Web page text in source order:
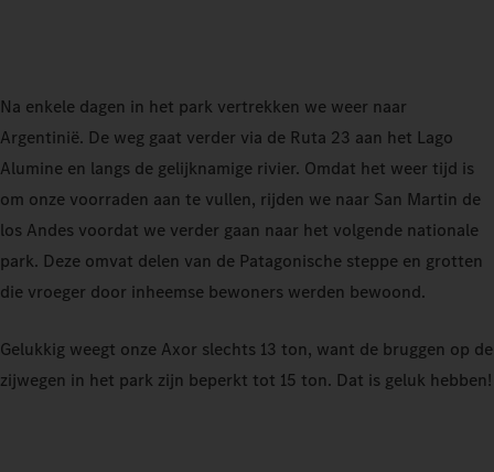
Na enkele dagen in het park vertrekken we weer naar
Argentinië. De weg gaat verder via de Ruta 23 aan het Lago
Alumine en langs de gelijknamige rivier. Omdat het weer tijd is
om onze voorraden aan te vullen, rijden we naar San Martin de
los Andes voordat we verder gaan naar het volgende nationale
park. Deze omvat delen van de Patagonische steppe en grotten
die vroeger door inheemse bewoners werden bewoond.
Gelukkig weegt onze Axor slechts 13 ton, want de bruggen op de
zijwegen in het park zijn beperkt tot 15 ton. Dat is geluk hebben!